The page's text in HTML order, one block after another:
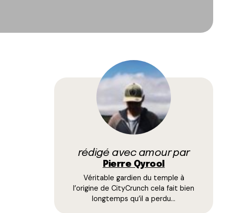
rédigé avec amour par
Pierre Qyrool
Véritable gardien du temple à
l’origine de CityCrunch cela fait bien
longtemps qu’il a perdu…